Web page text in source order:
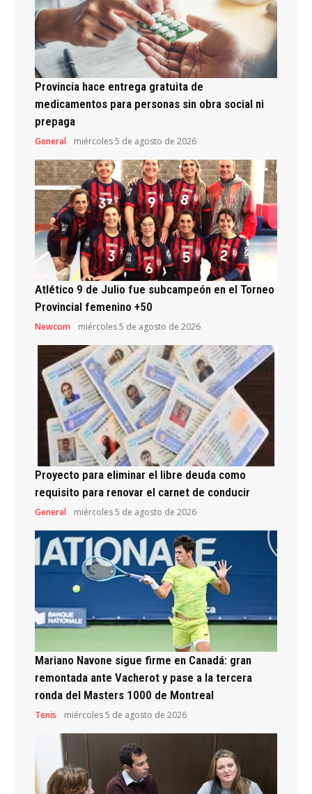
Provincia hace entrega gratuita de
medicamentos para personas sin obra social ni
prepaga
General miércoles 5 de agosto de 2026
Atlético 9 de Julio fue subcampeón en el Torneo
Provincial femenino +50
Newcom miércoles 5 de agosto de 2026
Proyecto para eliminar el libre deuda como
requisito para renovar el carnet de conducir
General miércoles 5 de agosto de 2026
Mariano Navone sigue firme en Canadá: gran
remontada ante Vacherot y pase a la tercera
ronda del Masters 1000 de Montreal
Tenis miércoles 5 de agosto de 2026